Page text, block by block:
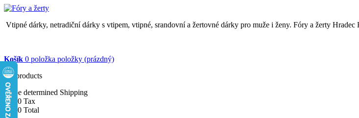
Vtipné dárky, netradiční dárky s vtipem, vtipné, srandovní a žertovné dárky pro muže i ženy. Fóry a žerty Hradec
Košík 0 položka položky (prázdný)
No products
To be determined Shipping
$0.00 Tax
$0.00 Total